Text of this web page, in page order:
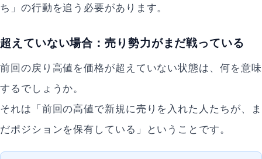
ち」の行動を追う必要があります。
超えていない場合：売り勢力がまだ戦っている
前回の戻り高値を価格が超えていない状態は、何を意味
するでしょうか。
それは「前回の高値で新規に売りを入れた人たちが、ま
だポジションを保有している」ということです。